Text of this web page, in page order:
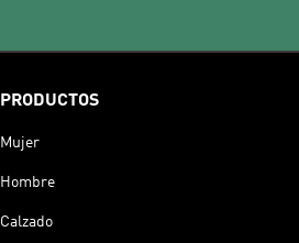
PRODUCTOS
Mujer
Hombre
Calzado